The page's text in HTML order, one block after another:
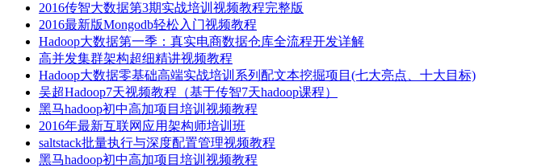
2016传智大数据第3期实战培训视频教程完整版
2016最新版Mongodb轻松入门视频教程
Hadoop大数据第一季：真实电商数据仓库全流程开发详解
高并发集群架构超细精讲视频教程
Hadoop大数据零基础高端实战培训系列配文本挖掘项目(七大亮点、十大目标)
吴超Hadoop7天视频教程（基于传智7天hadoop课程）
黑马hadoop初中高加项目培训视频教程
2016年最新互联网应用架构师培训班
saltstack批量执行与深度配置管理视频教程
黑马hadoop初中高加项目培训视频教程